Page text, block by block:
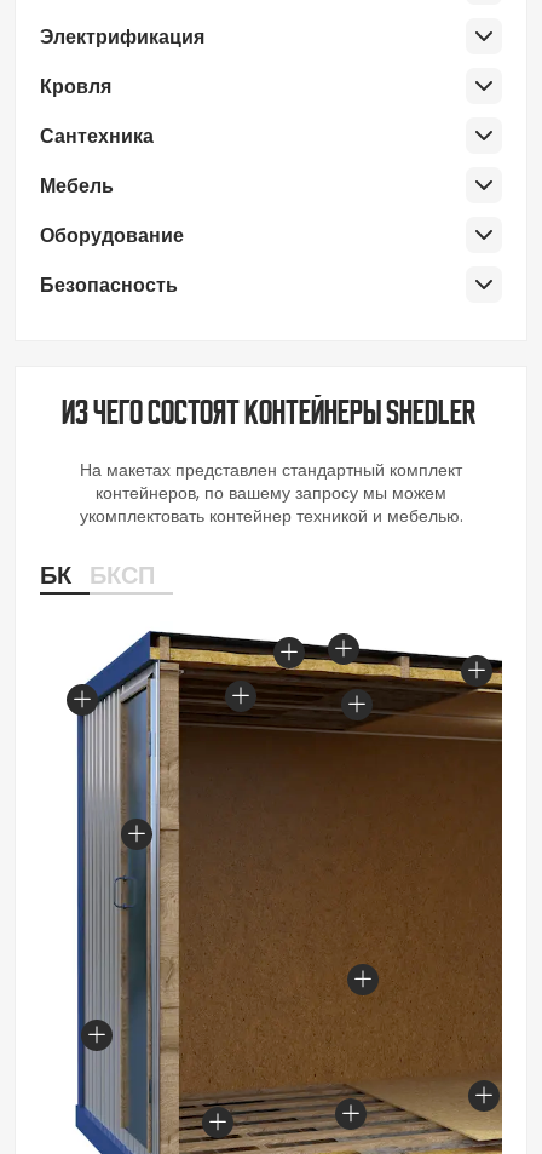
Электрификация
Кровля
Сантехника
Мебель
Оборудование
Безопасность
Из чего состоят контейнеры SHEDLER
На макетах представлен стандартный комплект
контейнеров, по вашему запросу мы можем
укомплектовать контейнер техникой и мебелью.
БК БКСП